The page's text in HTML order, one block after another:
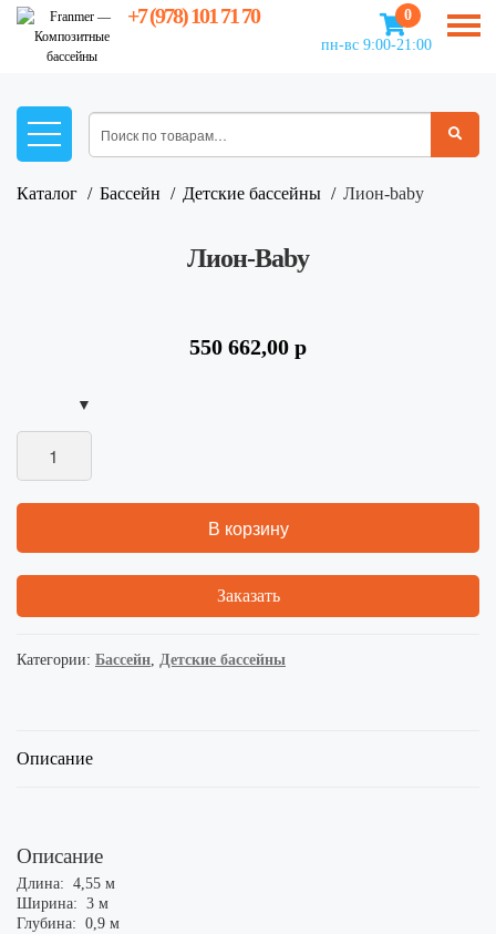
+7 (978) 101 71 70
пн-вс 9:00-21:00
0
Каталог Бассейн Детские бассейны лион-baby
Лион-Baby
550 662,00 р
Количество
В корзину
Заказать
Категории: Бассейн, Детские бассейны
Описание
Описание
Длина: 4,55 м
Ширина: 3 м
Глубина: 0,9 м